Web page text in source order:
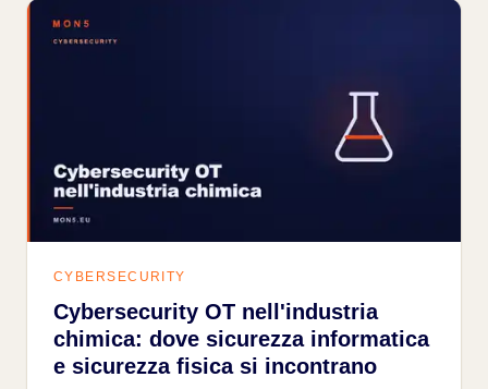
CYBERSECURITY
Cybersecurity OT nell'industria
chimica: dove sicurezza informatica
e sicurezza fisica si incontrano